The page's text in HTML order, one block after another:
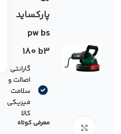
برای بزرگنمایی کلیک کنید
پارکساید
pw bs
180 b3
گارانتی
اصالت و
سلامت
فیزیکی
کالا
معرفی کوتاه